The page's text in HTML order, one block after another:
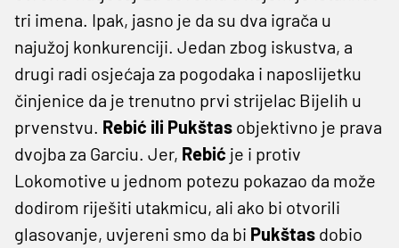
tri imena. Ipak, jasno je da su dva igrača u
najužoj konkurenciji. Jedan zbog iskustva, a
drugi radi osjećaja za pogodaka i naposlijetku
činjenice da je trenutno prvi strijelac Bijelih u
prvenstvu. Rebić ili Pukštas objektivno je prava
dvojba za Garciu. Jer, Rebić je i protiv
Lokomotive u jednom potezu pokazao da može
dodirom riješiti utakmicu, ali ako bi otvorili
glasovanje, uvjereni smo da bi Pukštas dobio